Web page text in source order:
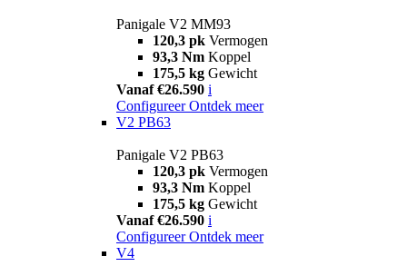
Panigale V2 MM93
120,3 pk Vermogen
93,3 Nm Koppel
175,5 kg Gewicht
Vanaf €26.590 i
Configureer Ontdek meer
V2 PB63
Panigale V2 PB63
120,3 pk Vermogen
93,3 Nm Koppel
175,5 kg Gewicht
Vanaf €26.590 i
Configureer Ontdek meer
V4